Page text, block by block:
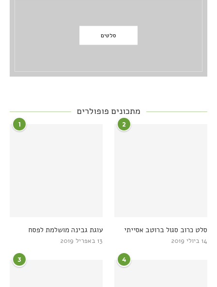
סלטים
מתכונים פופולרים
1
עוגת גבינה מושלמת לפסח
13 באפריל 2019
2
סלט כרוב סגול ברוטב אסייתי
14 ביולי 2019
3 4